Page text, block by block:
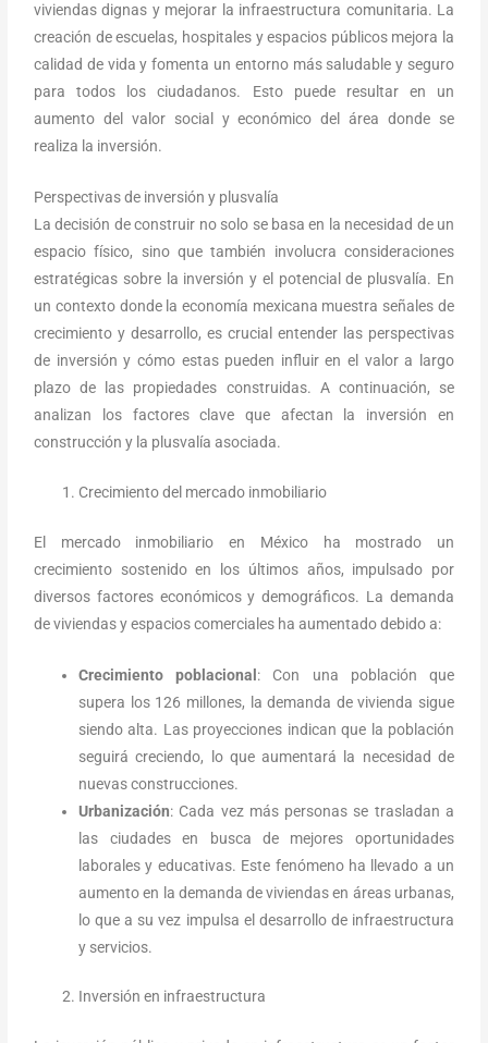
viviendas dignas y mejorar la infraestructura comunitaria. La
creación de escuelas, hospitales y espacios públicos mejora la
calidad de vida y fomenta un entorno más saludable y seguro
para todos los ciudadanos. Esto puede resultar en un
aumento del valor social y económico del área donde se
realiza la inversión.
Perspectivas de inversión y plusvalía
La decisión de construir no solo se basa en la necesidad de un
espacio físico, sino que también involucra consideraciones
estratégicas sobre la inversión y el potencial de plusvalía. En
un contexto donde la economía mexicana muestra señales de
crecimiento y desarrollo, es crucial entender las perspectivas
de inversión y cómo estas pueden influir en el valor a largo
plazo de las propiedades construidas. A continuación, se
analizan los factores clave que afectan la inversión en
construcción y la plusvalía asociada.
Crecimiento del mercado inmobiliario
El mercado inmobiliario en México ha mostrado un
crecimiento sostenido en los últimos años, impulsado por
diversos factores económicos y demográficos. La demanda
de viviendas y espacios comerciales ha aumentado debido a:
Crecimiento poblacional : Con una población que
supera los 126 millones, la demanda de vivienda sigue
siendo alta. Las proyecciones indican que la población
seguirá creciendo, lo que aumentará la necesidad de
nuevas construcciones.
Urbanización: Cada vez más personas se trasladan a
las ciudades en busca de mejores oportunidades
laborales y educativas. Este fenómeno ha llevado a un
aumento en la demanda de viviendas en áreas urbanas,
lo que a su vez impulsa el desarrollo de infraestructura
y servicios.
Inversión en infraestructura